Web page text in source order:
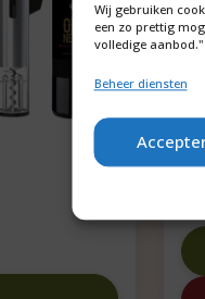
Wij gebruiken
een zo prettig
volledige aanbod."
Beheer diensten